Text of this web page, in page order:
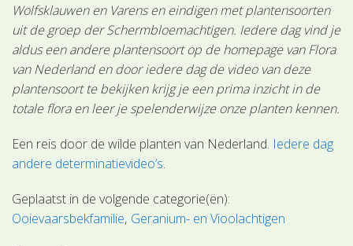
Wolfsklauwen en Varens en eindigen met plantensoorten
uit de groep der Schermbloemachtigen. Iedere dag vind je
aldus een andere plantensoort op de homepage van Flora
van Nederland en door iedere dag de video van deze
plantensoort te bekijken krijg je een prima inzicht in de
totale flora en leer je spelenderwijze onze planten kennen.
Een reis door de wilde planten van Nederland. Iedere dag
andere determinatievideo’s.
Geplaatst in de volgende categorie(ën):
Ooievaarsbekfamilie Geranium- en Vioolachtigen